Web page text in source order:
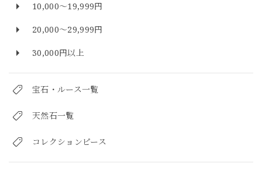
10,000～19,999円
20,000～29,999円
30,000円以上
宝石・ルース一覧
天然石一覧
コレクションピース